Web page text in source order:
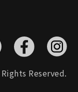
Reserved.